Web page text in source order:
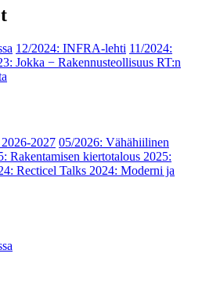
12/2024: INFRA-lehti 11/2024:
Jokka − Rakennusteollisuus RT:n
2027 05/2026: Vähähiilinen
Rakentamisen kiertotalous 2025:
Recticel Talks 2024: Moderni ja